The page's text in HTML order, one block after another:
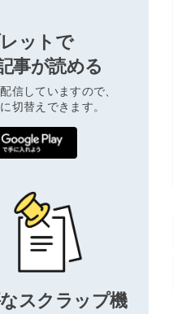
ットで
事が読める
信していますので、
切替えできます。
スクラップ機